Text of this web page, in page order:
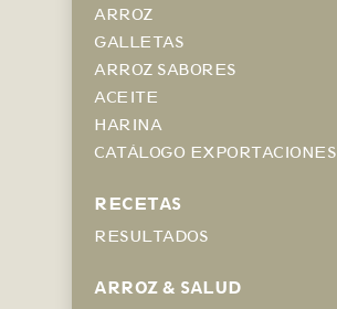
ARROZ
GALLETAS
ARROZ SABORES
ACEITE
HARINA
CATÁLOGO EXPORTACIONES
RECETAS
RESULTADOS
ARROZ & SALUD